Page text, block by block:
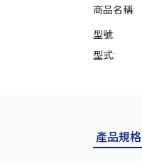
商品名稱:
型號:
型式:
產品規格